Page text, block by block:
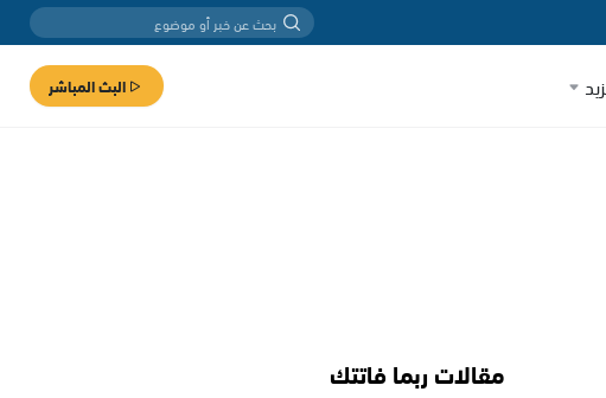
البث المباشر
مقالات ربما فاتتك